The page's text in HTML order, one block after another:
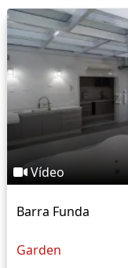
Vídeo
Barra Funda
Garden